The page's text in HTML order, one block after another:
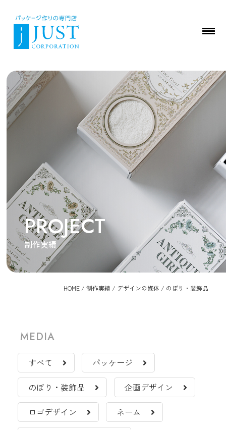
PROJECT
制作実績
HOME / 制作実績 / デザインの媒体 / のぼり・装飾品
MEDIA
すべて パッケージ
のぼり・装飾品 企画デザイン
ロゴデザイン ネーム